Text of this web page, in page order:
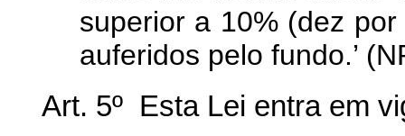
superior a 10% (dez
auferidos pelo fundo.’
Art. 5º Esta Lei entra em